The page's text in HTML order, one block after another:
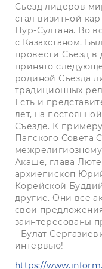
Съезд лидеров
стал визитной
Нур-Султана. Во
с Казахстаном.
провести Съезд в
принято
родиной Съезда
традиционных
Есть и
лет, на
Съезде. К
Папского Совета
Акаше, глава
архиепископ
Корейской
другие. Они все
свои
заинтересованы
- Булат
интервью!
https://